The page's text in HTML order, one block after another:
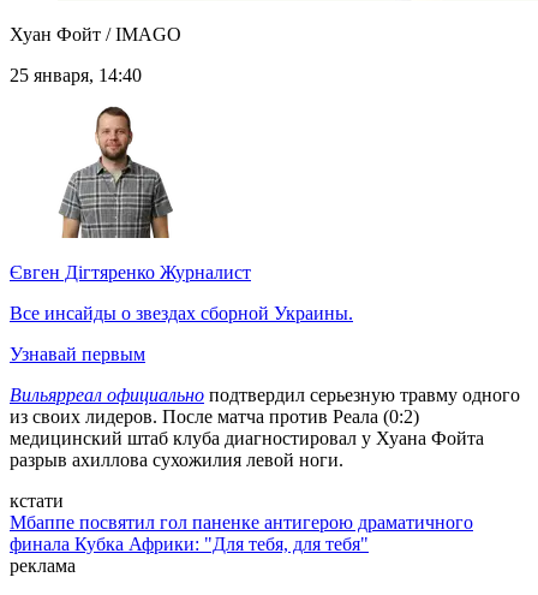
Хуан Фойт / IMAGO
25 января, 14:40
Євген Дігтяренко Журналист
Все инсайды о звездах сборной Украины.
Узнавай первым
Вильярреал официально подтвердил серьезную травму одного
из своих лидеров. После матча против Реала (0:2)
медицинский штаб клуба диагностировал у Хуана Фойта
разрыв ахиллова сухожилия левой ноги.
кстати
Мбаппе посвятил гол паненке антигерою драматичного
финала Кубка Африки: "Для тебя, для тебя"
реклама